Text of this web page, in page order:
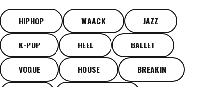
HIPHOP WAACK JAZZ
K-POP HEEL BALLET
VOGUE HOUSE BREAKIN